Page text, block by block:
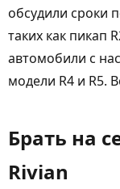
обсудили сроки
таких как пикап
автомобили с
модели R4 и R5.
Брать на
Rivian